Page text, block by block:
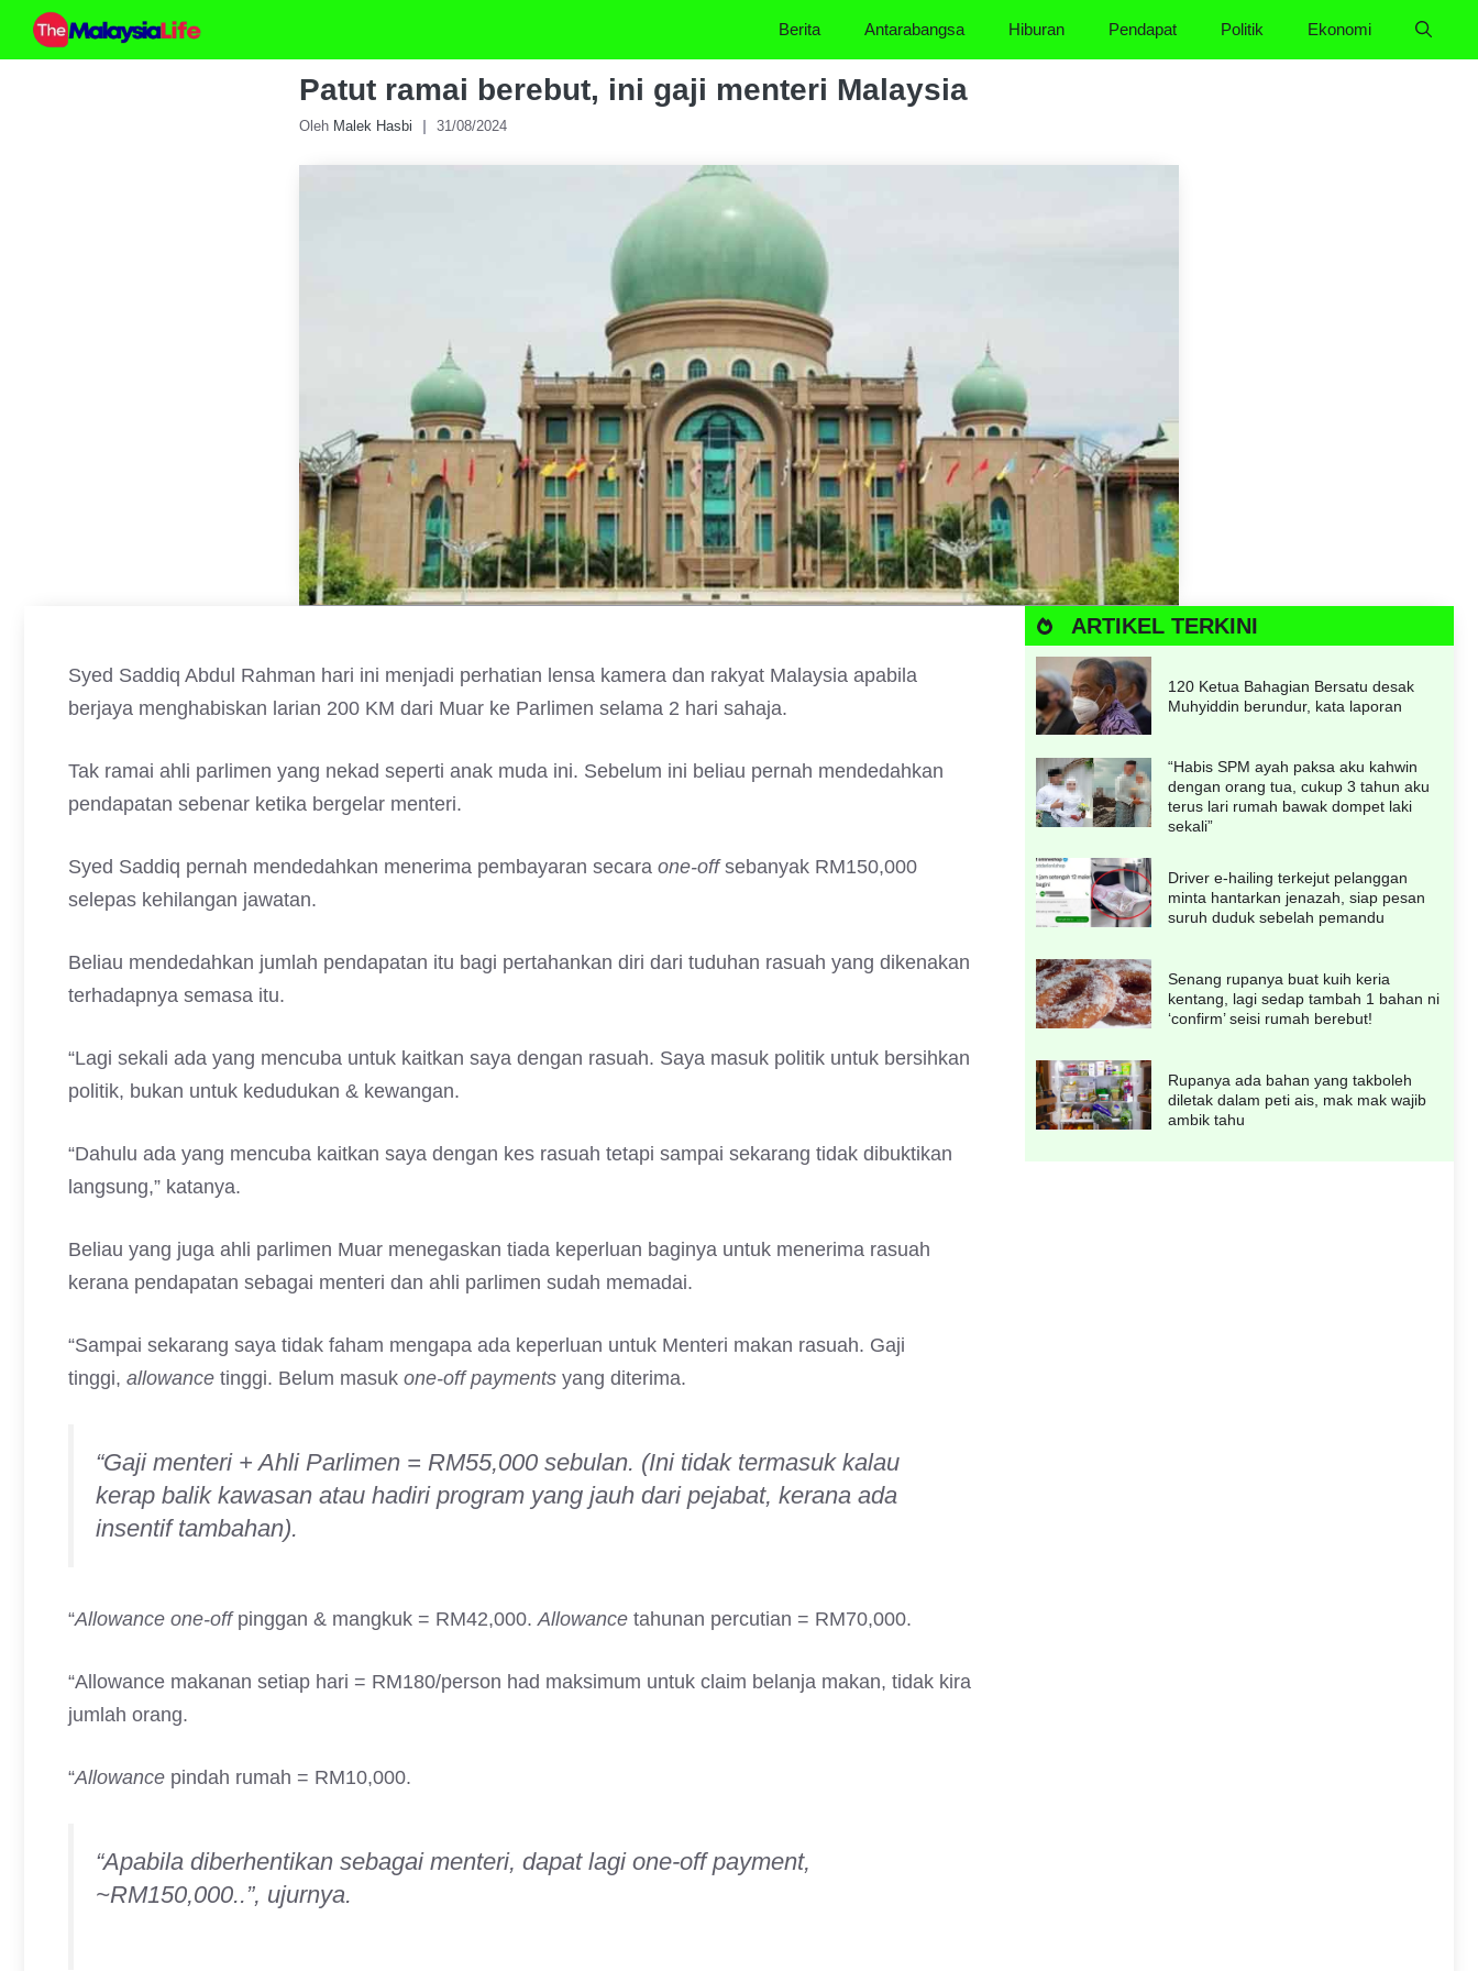
Skip
Berita Antarabangsa Hiburan Pendapat Politik Ekonomi
Patut ramai berebut, ini gaji menteri Malaysia
Oleh Malek Hasbi 31/08/2024
Syed Saddiq Abdul Rahman hari ini menjadi perhatian lensa kamera dan rakyat Malaysia apabila
berjaya menghabiskan larian 200 KM dari Muar ke Parlimen selama 2 hari sahaja.
Tak ramai ahli parlimen yang nekad seperti anak muda ini. Sebelum ini beliau pernah mendedahkan
pendapatan sebenar ketika bergelar menteri.
Syed Saddiq pernah mendedahkan menerima pembayaran secara one-offsebanyak RM150,000
selepas kehilangan jawatan.
Beliau mendedahkan jumlah pendapatan itu bagi pertahankan diri dari tuduhan rasuah yang dikenakan
terhadapnya semasa itu.
“Lagi sekali ada yang mencuba untuk kaitkan saya dengan rasuah. Saya masuk politik untuk bersihkan
politik, bukan untuk kedudukan & kewangan.
“Dahulu ada yang mencuba kaitkan saya dengan kes rasuah tetapi sampai sekarang tidak dibuktikan
langsung,” katanya.
Beliau yang juga ahli parlimen Muar menegaskan tiada keperluan baginya untuk menerima rasuah
kerana pendapatan sebagai menteri dan ahli parlimen sudah memadai.
“Sampai sekarang saya tidak faham mengapa ada keperluan untuk Menteri makan rasuah. Gaji
tinggi, allowance tinggi. Belum masuk one-off payments yang diterima.
“Gaji menteri + Ahli Parlimen = RM55,000 sebulan. (Ini tidak termasuk kalau
kerap balik kawasan atau hadiri program yang jauh dari pejabat, kerana ada
insentif tambahan).
“Allowance one-offpinggan & mangkuk = RM42,000.Allowance tahunan percutian = RM70,000.
“Allowance makanan setiap hari = RM180/person had maksimum untuk claim belanja makan, tidak kira
jumlah orang.
“Allowance pindah rumah = RM10,000.
“Apabila diberhentikan sebagai menteri, dapat lagi one-off payment,
~RM150,000..”, ujurnya.
ARTIKEL TERKINI
120 Ketua Bahagian Bersatu desak
Muhyiddin berundur, kata laporan
“Habis SPM ayah paksa aku kahwin
dengan orang tua, cukup 3 tahun aku
terus lari rumah bawak dompet laki
sekali”
Driver e-hailing terkejut pelanggan
minta hantarkan jenazah, siap pesan
suruh duduk sebelah pemandu
Senang rupanya buat kuih keria
kentang, lagi sedap tambah 1 bahan ni
‘confirm’ seisi rumah berebut!
Rupanya ada bahan yang takboleh
diletak dalam peti ais, mak mak wajib
ambik tahu